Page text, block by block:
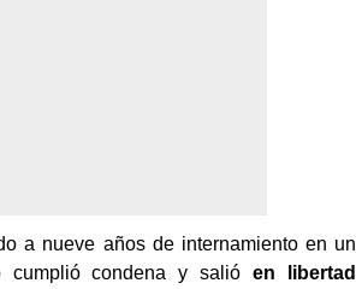
a nueve años de internamiento en un
cumplió condena y salióen libertad